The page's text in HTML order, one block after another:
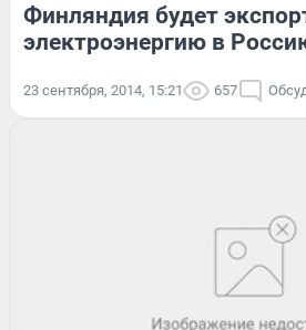
Финляндия будет
электроэнергию в
23 сентября, 2014, 15:21 657